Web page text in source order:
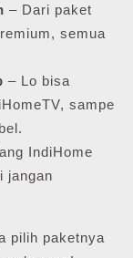
– Dari paket
semua
– Lo bisa
sampe
IndiHome
jangan
pilih paketnya